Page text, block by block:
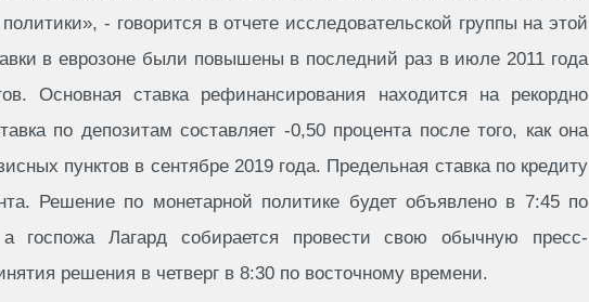
- говорится в отчете исследовательской группы на этой
в еврозоне были повышены в последний раз в июле 2011 года
Основная ставка рефинансирования находится на рекордно
по депозитам составляет -0,50 процента после того, как она
пунктов в сентябре 2019 года. Предельная ставка по кредиту
Решение по монетарной политике будет объявлено в 7:45 по
госпожа Лагард собирается провести свою обычную пресс-
решения в четверг в 8:30 по восточному времени.